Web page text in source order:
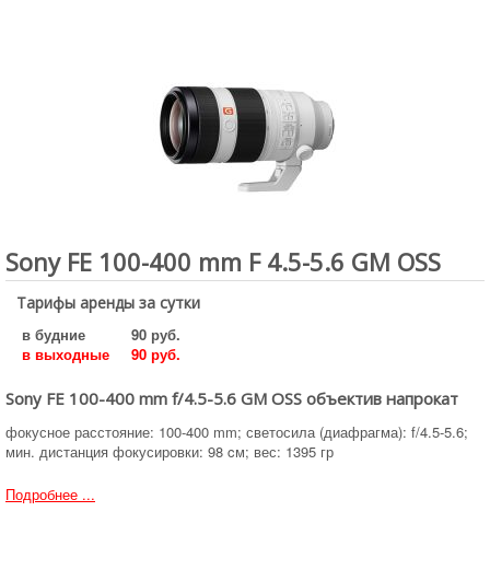
Sony FE 100-400 mm F 4.5-5.6 GM OSS
Тарифы аренды за сутки
в будние
90 руб.
в выходные
90 руб.
Sony FE 100-400 mm f/4.5-5.6 GM OSS объектив напрокат
фокусное расстояние: 100-400 mm; светосила (диафрагма): f/4.5-5.6;
мин. дистанция фокусировки: 98 cм; вес: 1395 гр
Подробнее ...